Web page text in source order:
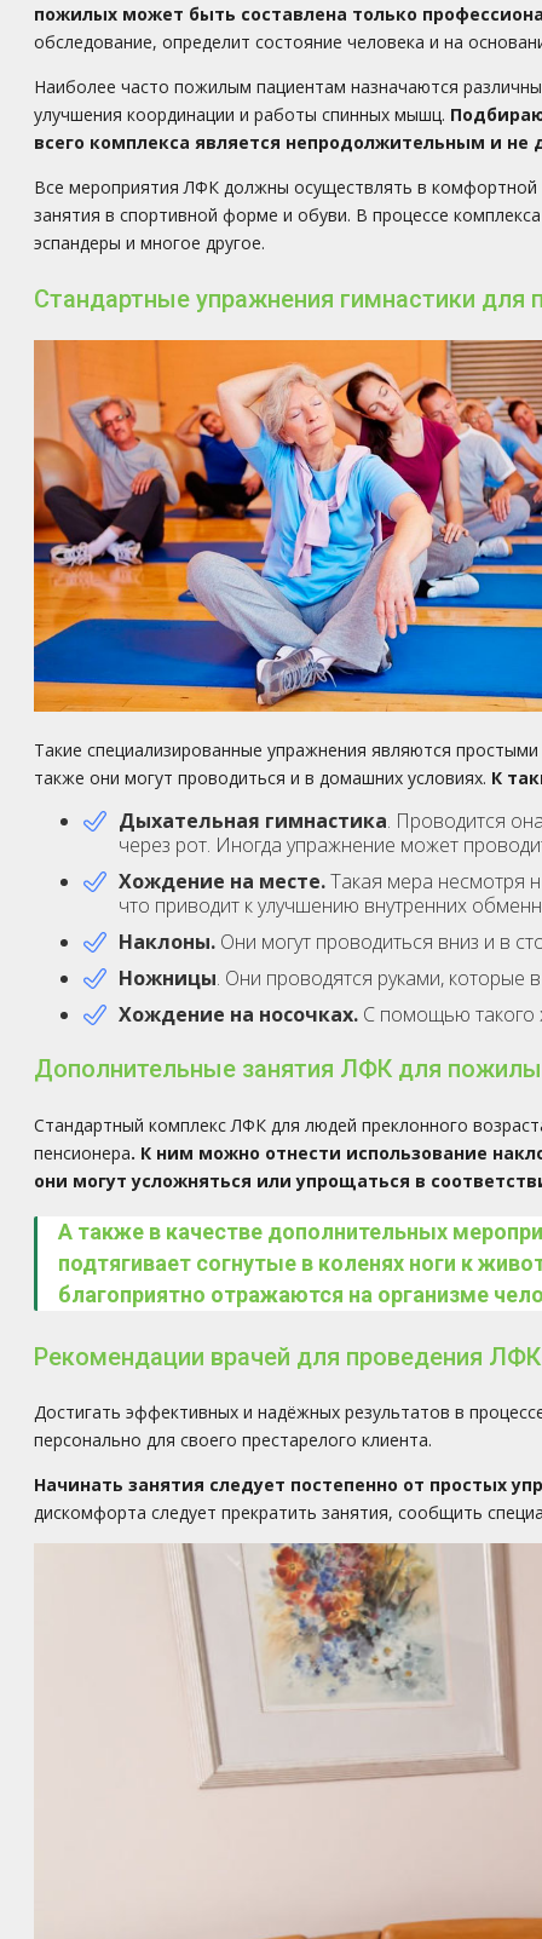
пожилых может быть составлена только
обследование, определит состояние человека и на
Наиболее часто пожилым пациентам назначаются
улучшения координации и работы спинных мышц.
всего комплекса является непродолжительным и не
Все мероприятия ЛФК должны осуществлять в
занятия в спортивной форме и обуви. В процессе
эспандеры и многое другое.
Стандартные упражнения гимнастики для
Такие специализированные упражнения являются
также они могут проводиться и в домашних условиях. К
Дыхательная гимнастика. Проводится
через рот. Иногда упражнение может
Хождение на месте.Такая мера несмотря
что приводит к улучшению внутренних
Наклоны. Они могут проводиться вниз и в
Ножницы. Они проводятся руками, которые
Хождение на носочках. С помощью такого
Дополнительные занятия ЛФК для
Стандартный комплекс ЛФК для людей преклонного
пенсионера. К ним можно отнести использование
они могут усложняться или упрощаться в
А также в качестве дополнительных
подтягивает согнутые в коленях ноги к
благоприятно отражаются на организме
Рекомендации врачей для проведения
Достигать эффективных и надёжных результатов в
персонально для своего престарелого клиента.
Начинать занятия следует постепенно от простых
дискомфорта следует прекратить занятия, сообщить